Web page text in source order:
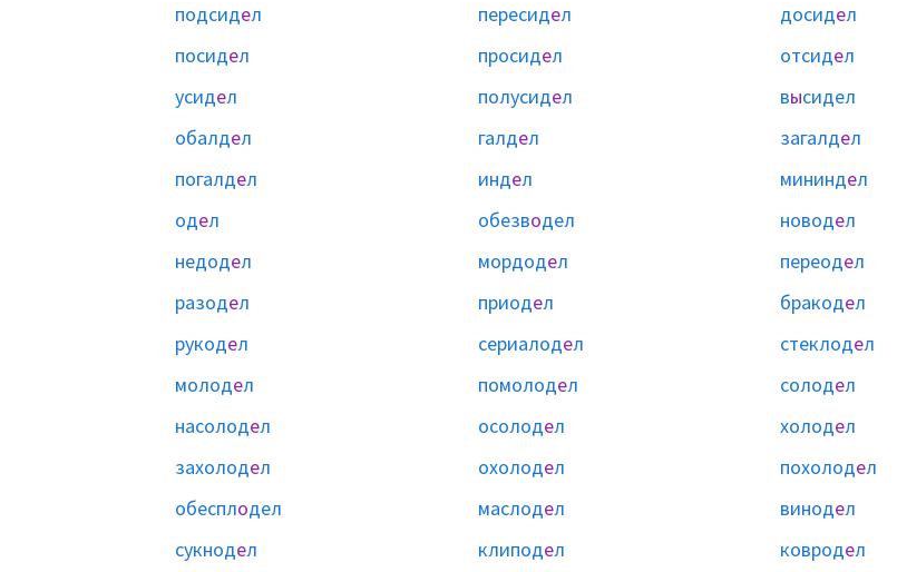
подсидел пересидел досидел
посидел просидел отсидел
усидел полусидел высидел
обалдел галдел загалдел
погалдел индел мининдел
одел обезводел новодел
недодел мордодел переодел
разодел приодел бракодел
рукодел сериалодел стеклодел
молодел помолодел солодел
насолодел осолодел холодел
захолодел охолодел похолодел
обесплодел маслодел винодел
сукнодел клиподел ковродел